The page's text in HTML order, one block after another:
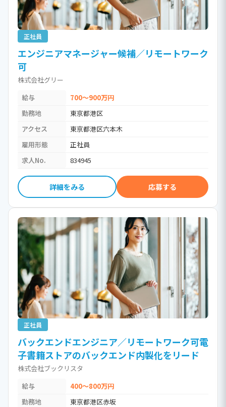
正社員
エンジニアマネージャー候補／リモートワーク
可
株式会社グリー
給与
700～900万円
勤務地
東京都港区
アクセス
東京都港区六本木
雇用形態
正社員
求人No.
834945
詳細をみる 応募する
正社員
バックエンドエンジニア／リモートワーク可電
子書籍ストアのバックエンド内製化をリード
株式会社ブックリスタ
給与
400～800万円
勤務地
東京都港区赤坂